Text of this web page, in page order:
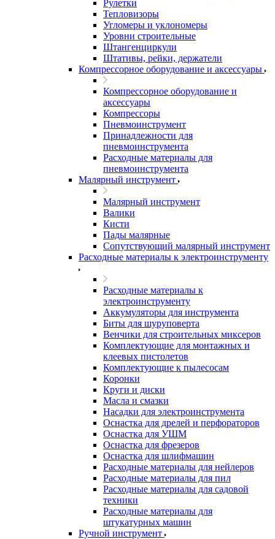
Рулетки
Тепловизоры
Угломеры и уклономеры
Уровни строительные
Штангенциркули
Штативы, рейки, держатели
Компрессорное оборудование и аксессуары
Компрессорное оборудование и
аксессуары
Компрессоры
Пневмоинструмент
Принадлежности для
пневмоинструмента
Расходные материалы для
пневмоинструмента
Малярный инструмент
Малярный инструмент
Валики
Кисти
Пады малярные
Сопутствующий малярный инструмент
Расходные материалы к электроинструменту
Расходные материалы к
электроинструменту
Аккумуляторы для инструмента
Биты для шуруповерта
Венчики для строительных миксеров
Комплектующие для монтажных и
клеевых пистолетов
Комплектующие к пылесосам
Коронки
Круги и диски
Масла и смазки
Насадки для электроинструмента
Оснастка для дрелей и перфораторов
Оснастка для УШМ
Оснастка для фрезеров
Оснастка для шлифмашин
Расходные материалы для нейлеров
Расходные материалы для пил
Расходные материалы для садовой
техники
Расходные материалы для
штукатурных машин
Ручной инструмент